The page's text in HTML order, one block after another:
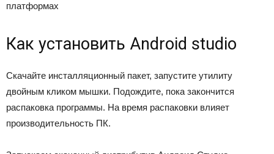
платформах
Как установить Android studio
Скачайте инсталляционный пакет, запустите утилиту
двойным кликом мышки. Подождите, пока закончится
распаковка программы. На время распаковки влияет
производительность ПК.